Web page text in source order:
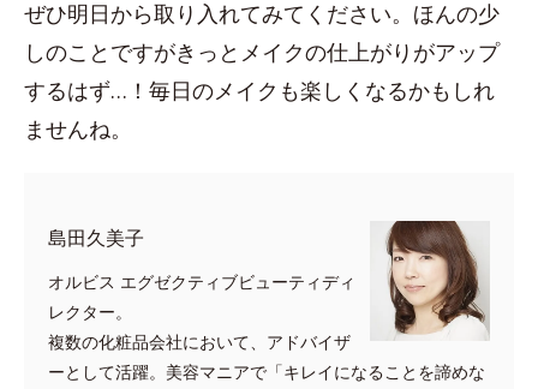
ぜひ明日から取り入れてみてください。ほんの少
しのことですがきっとメイクの仕上がりがアップ
するはず…！毎日のメイクも楽しくなるかもしれ
ませんね。
島田久美子
オルビス エグゼクティブビューティディ
レクター。
複数の化粧品会社において、アドバイザ
ーとして活躍。美容マニアで「キレイになることを諦めな